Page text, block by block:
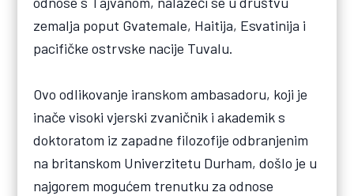
zemalja poput Gvatemale, Haitija, Esvatinija i
pacifičke ostrvske nacije Tuvalu.
Ovo odlikovanje iranskom ambasadoru, koji je
inače visoki vjerski zvaničnik i akademik s
doktoratom iz zapadne filozofije odbranjenim
na britanskom Univerzitetu Durham, došlo je u
najgorem mogućem trenutku za odnose